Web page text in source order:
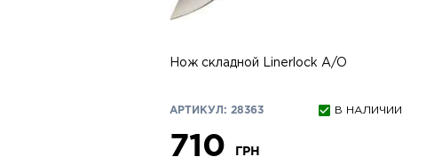
Нож складной Linerlock A/O
АРТИКУЛ: 28363 В НАЛИЧИИ
710 ГРН